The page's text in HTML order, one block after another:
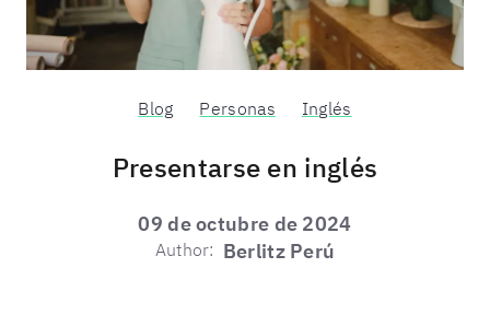
Blog Personas Inglés
Presentarse en inglés
09 de octubre de 2024
Author: Berlitz Perú